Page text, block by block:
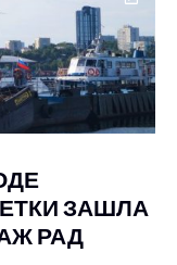
ЗАШЛА
РАД